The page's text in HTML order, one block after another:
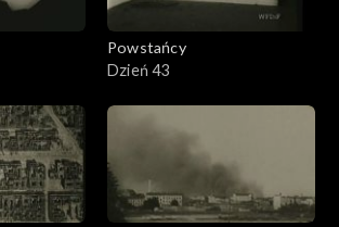
Powstańcy
Dzień 43